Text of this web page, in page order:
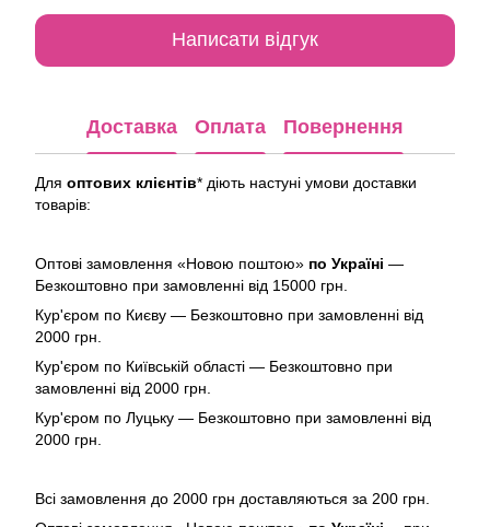
Написати відгук
Доставка Оплата Повернення
Для оптових клієнтів* діють настуні умови доставки
товарів:
Оптові замовлення «Новою поштою» по Україні —
Безкоштовно при замовленні від 15000 грн.
Кур'єром по Києву — Безкоштовно при замовленні від
2000 грн.
Кур'єром по Київській області — Безкоштовно при
замовленні від 2000 грн.
Кур'єром по Луцьку — Безкоштовно при замовленні від
2000 грн.
Всі замовлення до 2000 грн доставляються за 200 грн.